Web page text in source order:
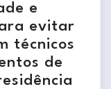
e
evitar
técnicos
de